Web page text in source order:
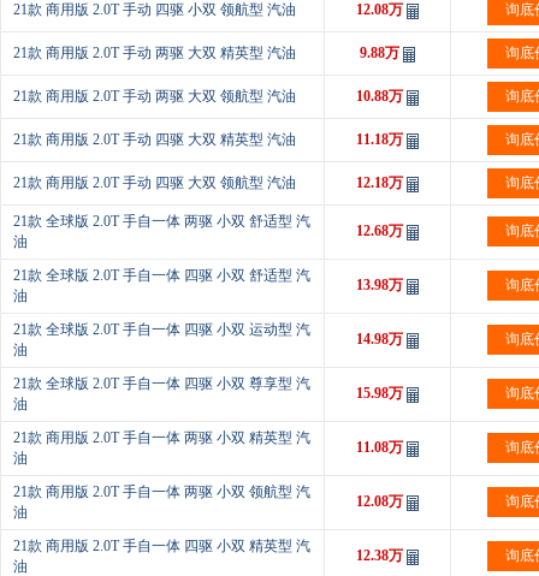
21款 商用版 2.0T 手动 四驱 小双 领航型 汽油 12.08万 询底
21款 商用版 2.0T 手动 两驱 大双 精英型 汽油 9.88万 询底
21款 商用版 2.0T 手动 两驱 大双 领航型 汽油 10.88万 询底
21款 商用版 2.0T 手动 四驱 大双 精英型 汽油 11.18万 询底
21款 商用版 2.0T 手动 四驱 大双 领航型 汽油 12.18万 询底
21款 全球版 2.0T 手自一体 两驱 小双 舒适型 汽
油
12.68万 询底
21款 全球版 2.0T 手自一体 四驱 小双 舒适型 汽
油
13.98万 询底
21款 全球版 2.0T 手自一体 四驱 小双 运动型 汽
油
14.98万 询底
21款 全球版 2.0T 手自一体 四驱 小双 尊享型 汽
油
15.98万 询底
21款 商用版 2.0T 手自一体 两驱 小双 精英型 汽
油
11.08万 询底
21款 商用版 2.0T 手自一体 两驱 小双 领航型 汽
油
12.08万 询底
21款 商用版 2.0T 手自一体 四驱 小双 精英型 汽
油
12.38万 询底